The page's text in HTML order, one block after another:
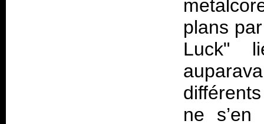
plans
Luck"
ne